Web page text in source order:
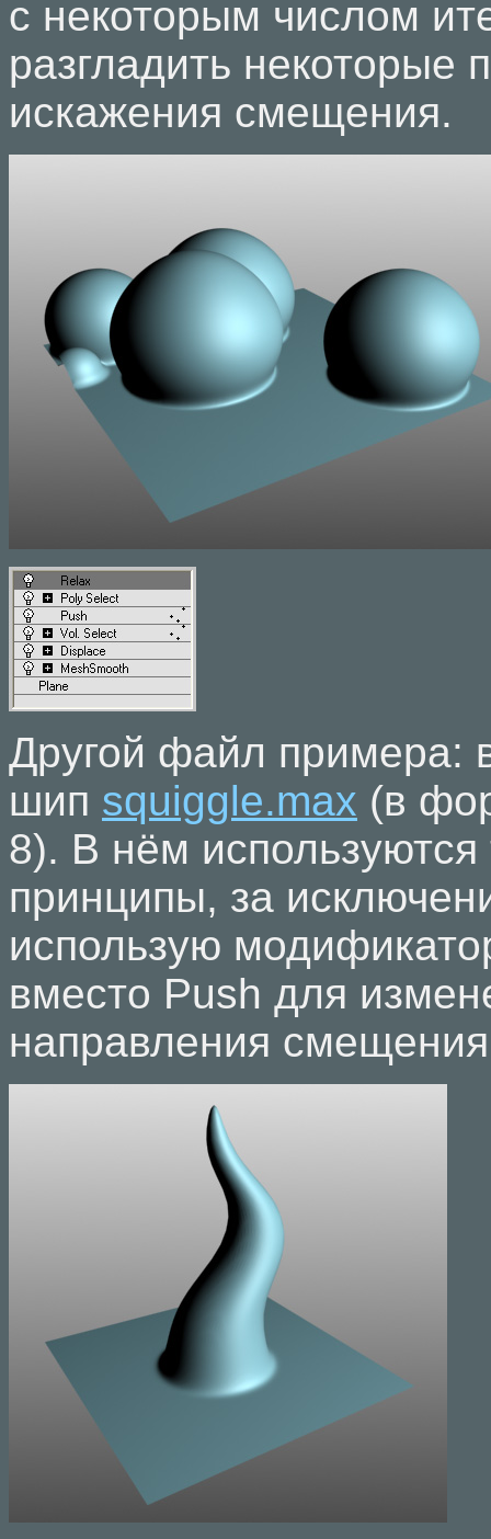
с некоторым числом
разгладить некоторые
искажения смещения.
Другой файл примера:
шип squiggle.max (в
8). В нём
принципы, за
использую
вместо Push для
направления